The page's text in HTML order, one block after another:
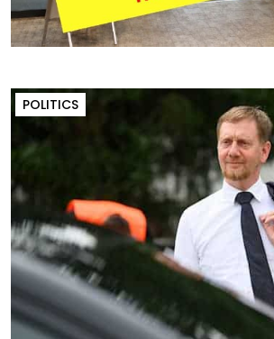
POLITICS